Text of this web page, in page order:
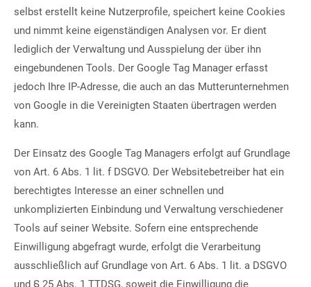
selbst erstellt keine Nutzerprofile, speichert keine Cookies
und nimmt keine eigenständigen Analysen vor. Er dient
lediglich der Verwaltung und Ausspielung der über ihn
eingebundenen Tools. Der Google Tag Manager erfasst
jedoch Ihre IP-Adresse, die auch an das Mutterunternehmen
von Google in die Vereinigten Staaten übertragen werden
kann.
Der Einsatz des Google Tag Managers erfolgt auf Grundlage
von Art. 6 Abs. 1 lit. f DSGVO. Der Websitebetreiber hat ein
berechtigtes Interesse an einer schnellen und
unkomplizierten Einbindung und Verwaltung verschiedener
Tools auf seiner Website. Sofern eine entsprechende
Einwilligung abgefragt wurde, erfolgt die Verarbeitung
ausschließlich auf Grundlage von Art. 6 Abs. 1 lit. a DSGVO
und § 25 Abs. 1 TTDSG, soweit die Einwilligung die